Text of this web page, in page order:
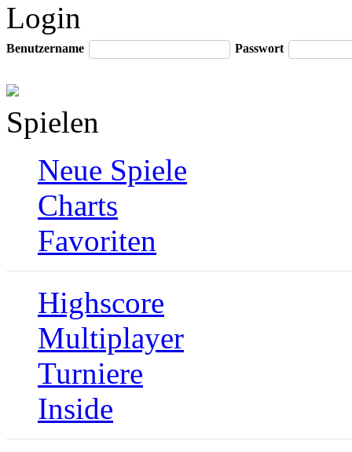
Login
Benutzername Passwort
Spielen
Neue Spiele
Charts
Favoriten
Highscore
Multiplayer
Turniere
Inside